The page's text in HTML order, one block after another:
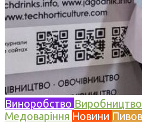
Виноробство Виробництво
Медоваріння Новини